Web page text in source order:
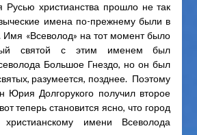
Русью христианства прошло не так
имена по-прежнему были в
Имя «Всеволод» на тот момент было
святой с этим именем был
Большое Гнездо, но он был
разумеется, позднее. Поэтому
Юрия Долгорукого получил второе
теперь становится ясно, что город
имени Всеволода